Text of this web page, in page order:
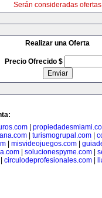
Serán consideradas ofertas
Realizar una Oferta
Precio Ofrecido $
| turismogrupal.com|
misvideojuegos.com
| solucionespyme.com|
circulodeprofesionales.com